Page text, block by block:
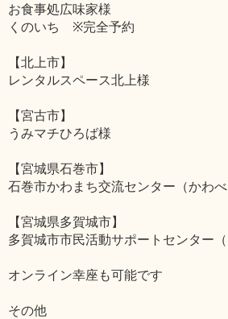
お食事処広味家様
くのいち ※完全予約
【北上市】
レンタルスペース北上様
【宮古市】
うみマチひろば様
【宮城県石巻市】
石巻市かわまち交流センター（かわ
【宮城県多賀城市】
多賀城市市民活動サポートセンター
オンライン幸座も可能です
その他